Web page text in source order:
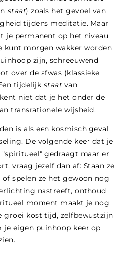
staat) zoals het gevoel van
tijdens meditatie. Maar
je permanent op het niveau
kunt morgen wakker worden
zijn, schreeuwend
over de afwas (klassieke
tijdelijk staatvan
niet dat je het onder de
transrationele wijsheid.
is als een kosmisch geval
De volgende keer dat je
gedraagt maar er
vraag jezelf dan af: Staan ze
spelen ze het gewoon nog
nastreeft, onthoud
moment maakt je nog
groei kost tijd, zelfbewustzijn
je eigen puinhoop keer op